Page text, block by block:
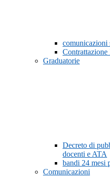
comunicazioni
Graduatorie
Decreto di
docenti e ATA
bandi 24 mesi
Comunicazioni